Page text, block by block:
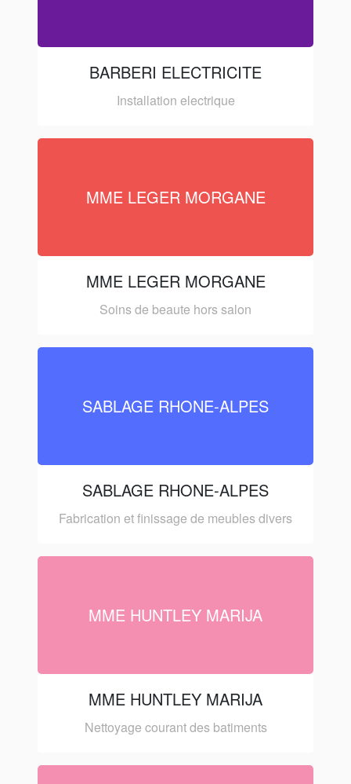
BARBERI ELECTRICITE
Installation electrique
MME LEGER MORGANE
MME LEGER MORGANE
Soins de beaute hors salon
SABLAGE RHONE-ALPES
SABLAGE RHONE-ALPES
Fabrication et finissage de meubles divers
MME HUNTLEY MARIJA
MME HUNTLEY MARIJA
Nettoyage courant des batiments